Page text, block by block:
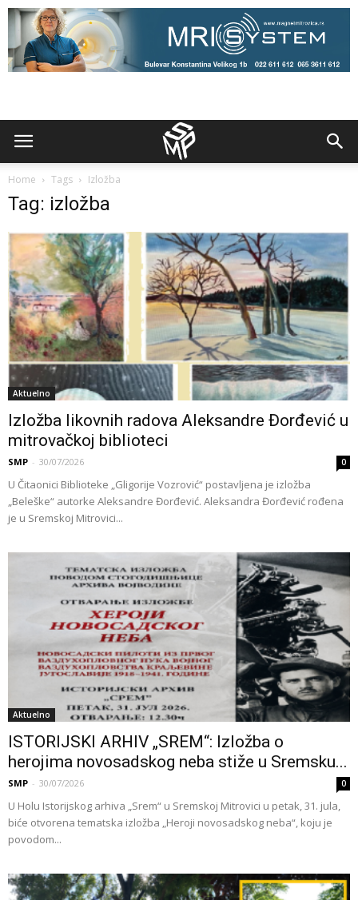
Home Tags Izložba
Tag: izložba
Aktuelno
Izložba likovnih radova Aleksandre Đorđević u
mitrovačkoj biblioteci
SMP - 30/07/2026 0
U Čitaonici Biblioteke „Gligorije Vozrović“ postavljena je izložba
„Beleške“ autorke Aleksandre Đorđević. Aleksandra Đorđević rođena
je u Sremskoj Mitrovici...
Aktuelno
ISTORIJSKI ARHIV „SREM“: Izložba o
herojima novosadskog neba stiže u Sremsku...
SMP - 30/07/2026 0
U Holu Istorijskog arhiva „Srem“ u Sremskoj Mitrovici u petak, 31. jula,
biće otvorena tematska izložba „Heroji novosadskog neba“, koju je
povodom...